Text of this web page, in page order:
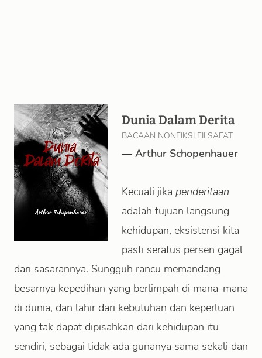
Dunia Dalam Derita
BACAAN NONFIKSI FILSAFAT
— Arthur Schopenhauer
Kecuali jika penderitaan
adalah tujuan langsung
kehidupan, eksistensi kita
pasti seratus persen gagal
dari sasarannya. Sungguh rancu memandang
besarnya kepedihan yang berlimpah di mana-mana
di dunia, dan lahir dari kebutuhan dan keperluan
yang tak dapat dipisahkan dari kehidupan itu
sendiri, sebagai tidak ada gunanya sama sekali dan